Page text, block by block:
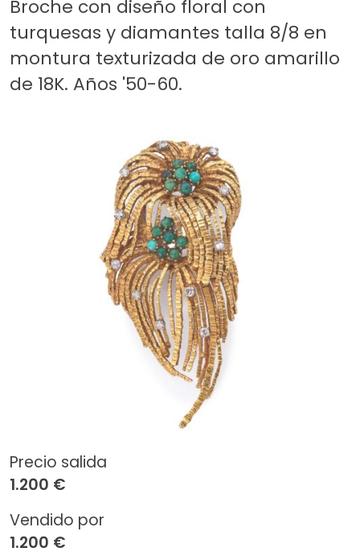
Broche con diseño floral con
turquesas y diamantes talla 8/8 en
montura texturizada de oro amarillo
de 18K. Años '50-60.
Precio salida
1.200 €
Vendido por
1.200 €